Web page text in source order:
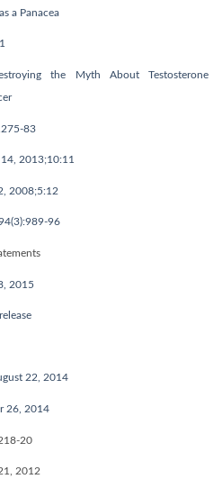
a Panacea
the Myth About Testosterone
83
2013;10:11
2008;5:12
96
2015
22, 2014
26, 2014
20
2012